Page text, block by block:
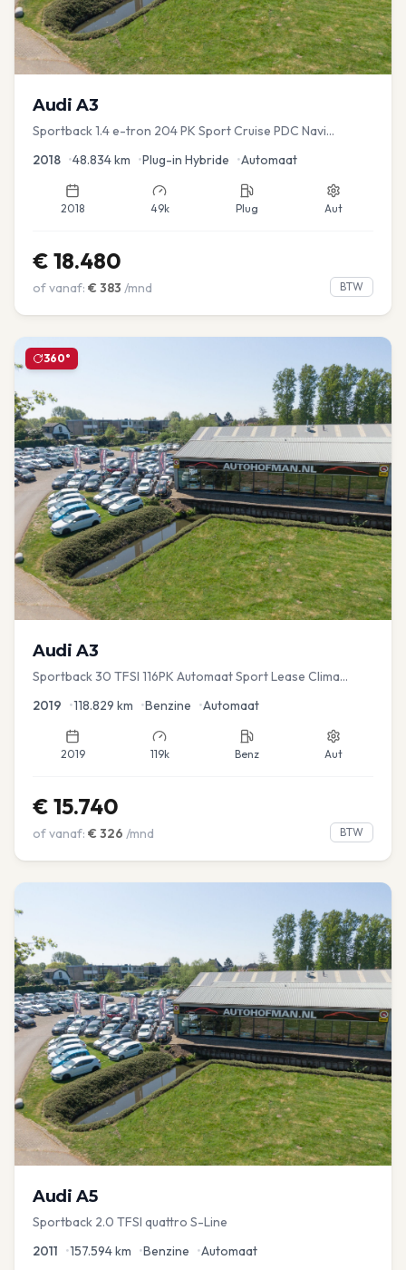
Audi A3
Sportback 1.4 e-tron 204 PK Sport Cruise PDC Navi
2018 •48.834km •Plug-in Hybride •Automaat
2018 49k Plug Aut
€ 18.480
of vanaf: € 383 /mnd BTW
360°
Audi A3
Sportback 30 TFSI 116PK Automaat Sport Lease Clima
2019 •118.829 km •Benzine •Automaat
2019 119k Benz Aut
€ 15.740
of vanaf: € 326 /mnd BTW
Audi A5
Sportback 2.0 TFSI quattro S-Line
2011 •157.594km •Benzine •Automaat